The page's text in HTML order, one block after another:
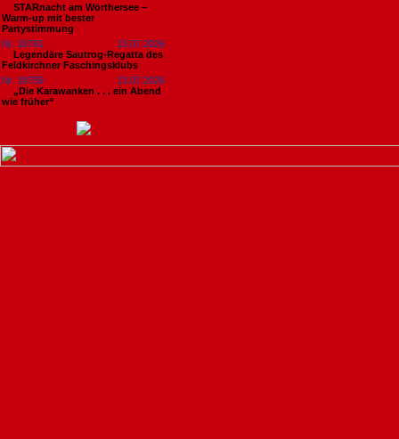
STARnacht am Wörthersee –
Warm-up mit bester
Partystimmung
Nr. 18761
13.07.2026
Legendäre Sautrog-Regatta des
Feldkirchner Faschingsklubs
Nr. 18759
13.07.2026
„Die Karawanken . . . ein Abend
wie früher“